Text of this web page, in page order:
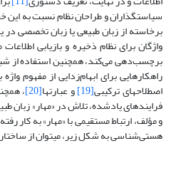
سیاستگذاران و طراحان نظام نسبت به این
برخاسته از زبان طبیعی یا زبان تخصصی
واژگان برای نظام ذخیره و بازیابی
برچسب‌دهی می‌کند، همچنین استفاده از
راهکارهایی برای ابهام‌زدایی از مفهوم
اصطلاحهای ترکیبی[19] و عبارتها[20] ،
فرایندهای یادشده، تلاش در «مهار» زبان
و مؤلف، ارتباط مستقیمی با «مهار» به کار
هستی‌شناسی به شکل زیر، می­توان از